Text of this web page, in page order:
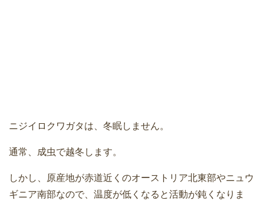
ニジイロクワガタは、冬眠しません。
通常、成虫で越冬します。
しかし、原産地が赤道近くのオーストリア北東部やニュウ
ギニア南部なので、温度が低くなると活動が鈍くなりま